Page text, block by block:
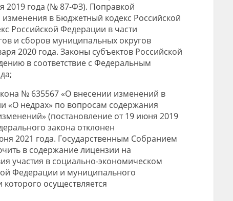
2019 года (№ 87-ФЗ). Поправкой
изменения в Бюджетный кодекс Российской
Российской Федерации в части
и сборов муниципальных округов
2020 года. Законы субъектов Российской
в соответствие с Федеральным
№ 635567 «О внесении изменений в
«О недрах» по вопросам содержания
(постановление от 19 июня 2019
закона отклонен
2021 года. Государственным Собранием
в содержание лицензии на
участия в социально-экономическом
Федерации и муниципального
осуществляется